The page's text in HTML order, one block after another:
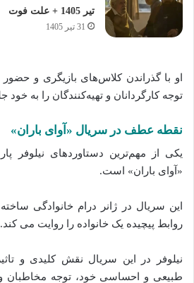
تیر 1405 + علت فوت
31 تیر 1405
او با گذراندن کلاس‌های بازیگری و
توجه کارگردانان و تهیه‌کنندگان را به خود
نقطه عطف در سریال «آوای باران»
یکی از مهم‌ترین دستاوردهای نیلوفر
«آوای باران» است.
این سریال در ژانر درام خانوادگی
روابط پیچیده یک خانواده را روایت می‌ کند.
نیلوفر در این سریال نقش کلیدی و
طبیعی و احساسی خود، توجه مخاطبان